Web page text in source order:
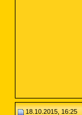
18.10.2015, 16:25